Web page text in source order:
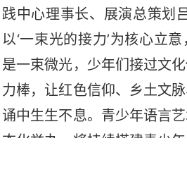
践中心理事长、展演总策划
以‘一束光的接力’为核心立
是一束微光，少年们接过文
力棒，让红色信仰、乡土文
诵中生生不息。青少年语言
态化举办，将持续搭建青少